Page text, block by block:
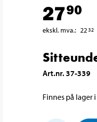
2790
ekskl. mva.: 2232
Art.nr.37-339
Finnes på lager i